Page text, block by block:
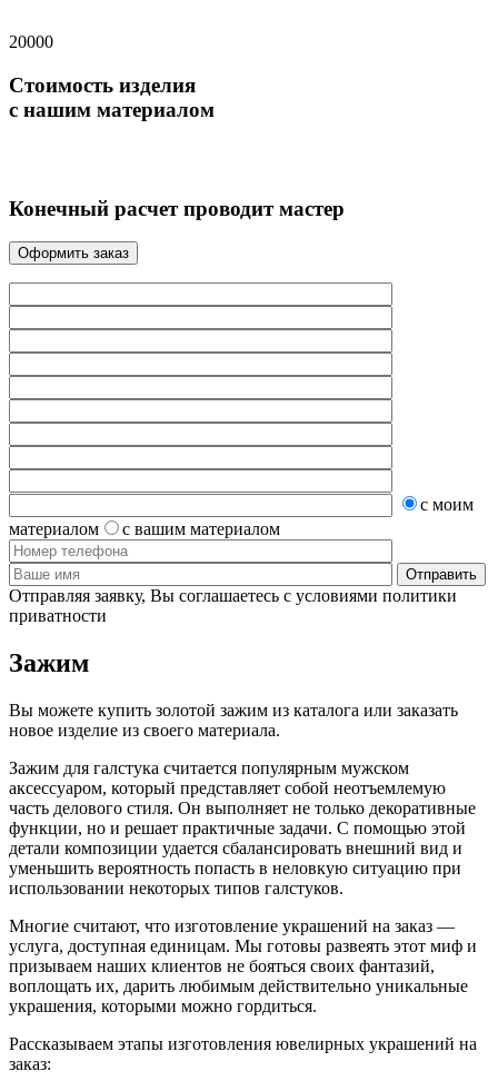
20000
Стоимость изделия
с нашим материалом
Конечный расчет проводит мастер
Оформить заказ
с моим
материалом
с вашим материалом
Отправляя заявку, Вы соглашаетесь с условиями политики
приватности
Зажим
Вы можете купить золотой зажим из каталога или заказать
новое изделие из своего материала.
Зажим для галстука считается популярным мужском
аксессуаром, который представляет собой неотъемлемую
часть делового стиля. Он выполняет не только декоративные
функции, но и решает практичные задачи. С помощью этой
детали композиции удается сбалансировать внешний вид и
уменьшить вероятность попасть в неловкую ситуацию при
использовании некоторых типов галстуков.
Многие считают, что изготовление украшений на заказ —
услуга, доступная единицам. Мы готовы развеять этот миф и
призываем наших клиентов не бояться своих фантазий,
воплощать их, дарить любимым действительно уникальные
украшения, которыми можно гордиться.
Рассказываем этапы изготовления ювелирных украшений на
заказ: